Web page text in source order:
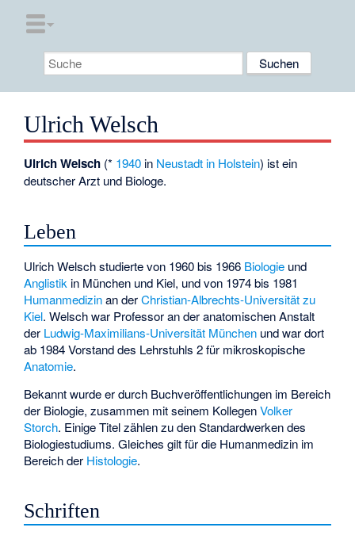
Ulrich Welsch
Ulrich Welsch (* 1940 in Neustadt in Holstein) ist ein
deutscher Arzt und Biologe.
Leben
Ulrich Welsch studierte von 1960 bis 1966 Biologie und
Anglistik in München und Kiel, und von 1974 bis 1981
Humanmedizinan derChristian-Albrechts-Universität zu
Kiel. Welsch war Professor an der anatomischen Anstalt
der Ludwig-Maximilians-Universität München und war dort
ab 1984 Vorstand des Lehrstuhls 2 für mikroskopische
Anatomie.
Bekannt wurde er durch Buchveröffentlichungen im Bereich
der Biologie, zusammen mit seinem KollegenVolker
Storch. Einige Titel zählen zu den Standardwerken des
Biologiestudiums. Gleiches gilt für die Humanmedizin im
Bereich der Histologie.
Schriften